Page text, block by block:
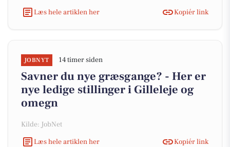
Læs hele artiklen her
Kopiér link
JOBNYT 14 timer siden
Savner du nye græsgange? - Her er
nye ledige stillinger i Gilleleje og
omegn
Kilde: JobNet
Læs hele artiklen her
Kopiér link